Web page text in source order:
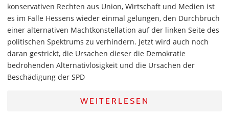
konservativen Rechten aus Union, Wirtschaft und Medien ist
es im Falle Hessens wieder einmal gelungen, den Durchbruch
einer alternativen Machtkonstellation auf der linken Seite des
politischen Spektrums zu verhindern. Jetzt wird auch noch
daran gestrickt, die Ursachen dieser die Demokratie
bedrohenden Alternativlosigkeit und die Ursachen der
Beschädigung der SPD
WEITERLESEN